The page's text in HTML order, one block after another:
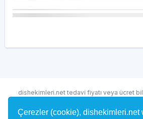
Çerezler (cookie), dishekimleri.net
dishekimleri.net tedavi fiyatı veya ücret